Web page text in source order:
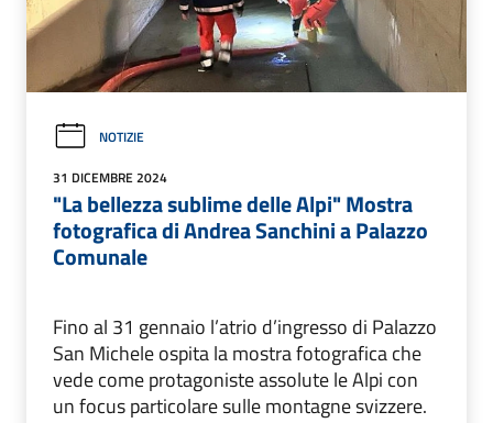
NOTIZIE
31 DICEMBRE 2024
"La bellezza sublime delle Alpi" Mostra
fotografica di Andrea Sanchini a Palazzo
Comunale
Fino al 31 gennaio l’atrio d’ingresso di Palazzo
San Michele ospita la mostra fotografica che
vede come protagoniste assolute le Alpi con
un focus particolare sulle montagne svizzere.